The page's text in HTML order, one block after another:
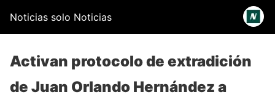
Noticias solo Noticias
Activan protocolo de extradición
de Juan Orlando Hernández a